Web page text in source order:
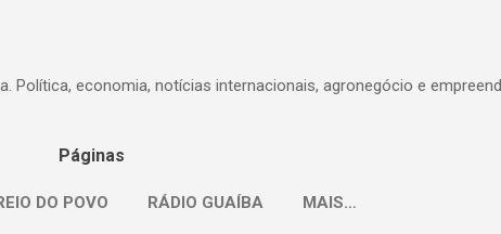
Política, economia, notícias internacionais, agronegócio e
Páginas
DO POVO RÁDIO GUAÍBA MAIS…